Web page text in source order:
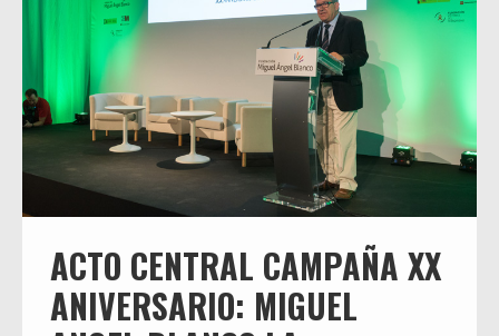
ACTO CENTRAL CAMPAÑA XX
ANIVERSARIO: MIGUEL